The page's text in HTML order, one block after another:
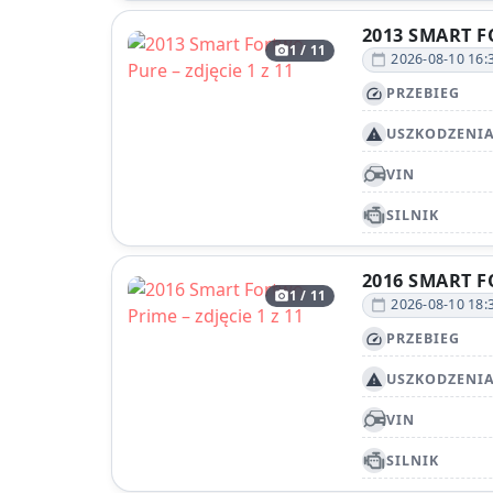
photo_camera1 / 11
2013 SMART
calendar_today 2026-08-10
speed PRZEBIEG
report_problem USZKODZENIA
VIN
SILNIK
photo_camera1 / 11
2016 SMART
calendar_today 2026-08-10
speed PRZEBIEG
report_problem USZKODZENIA
VIN
SILNIK